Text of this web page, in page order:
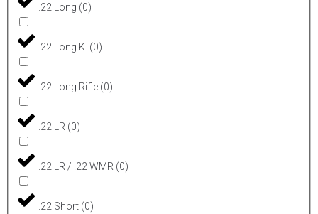
.22 Long (0)
.22 Long K. (0)
.22 Long Rifle (0)
.22 LR (0)
.22 LR / .22 WMR (0)
.22 Short (0)